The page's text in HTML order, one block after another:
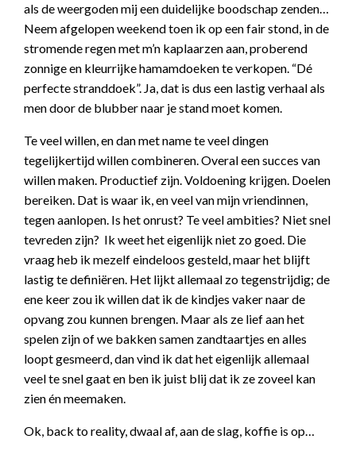
als de weergoden mij een duidelijke boodschap zenden…
Neem afgelopen weekend toen ik op een fair stond, in de
stromende regen met m’n kaplaarzen aan, proberend
zonnige en kleurrijke hamamdoeken te verkopen. “Dé
perfecte stranddoek”. Ja, dat is dus een lastig verhaal als
men door de blubber naar je stand moet komen.
Te veel willen, en dan met name te veel dingen
tegelijkertijd willen combineren. Overal een succes van
willen maken. Productief zijn. Voldoening krijgen. Doelen
bereiken. Dat is waar ik, en veel van mijn vriendinnen,
tegen aanlopen. Is het onrust? Te veel ambities? Niet snel
tevreden zijn? Ik weet het eigenlijk niet zo goed. Die
vraag heb ik mezelf eindeloos gesteld, maar het blijft
lastig te definiëren. Het lijkt allemaal zo tegenstrijdig; de
ene keer zou ik willen dat ik de kindjes vaker naar de
opvang zou kunnen brengen. Maar als ze lief aan het
spelen zijn of we bakken samen zandtaartjes en alles
loopt gesmeerd, dan vind ik dat het eigenlijk allemaal
veel te snel gaat en ben ik juist blij dat ik ze zoveel kan
zien én meemaken.
Ok, back to reality, dwaal af, aan de slag, koffie is op…